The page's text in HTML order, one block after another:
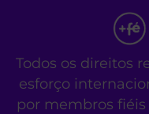
Todos os direitos
esforço
por membros fiéis